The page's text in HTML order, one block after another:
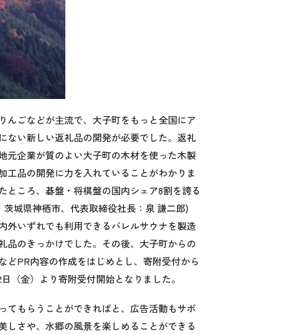
んごなどが主流で、大子町をもっと全国にア
ない新しい返礼品の開発が必要でした。返礼
元企業が質のよい大子町の木材を使った木製
工品の開発に力を入れていることがわかりま
ところ、碁盤・将棋盤の国内シェア8割を誇る
城県神栖市、代表取締役社長：泉 謙二郎)
外いずれでも利用できるバレルサウナを製造
品のきっかけでした。その後、大子町からの
PR内容の作成をはじめとし、寄附受付から
（金）より寄附受付開始となりました。
てもらうことができればと、広告活動もサポ
しさや、水郷の風景を楽しめることができる